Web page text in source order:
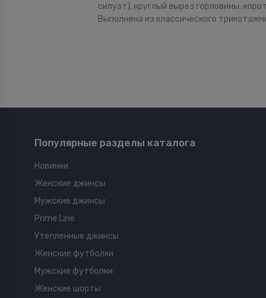
силуэт), круглый вырез горловины,
Выполнена из классического
Популярные разделы каталога
Новинки
Женские джинсы
Мужские джинсы
Prime Line
Утепленные джинсы
Женские футболки
Мужские футболки
Женские шорты